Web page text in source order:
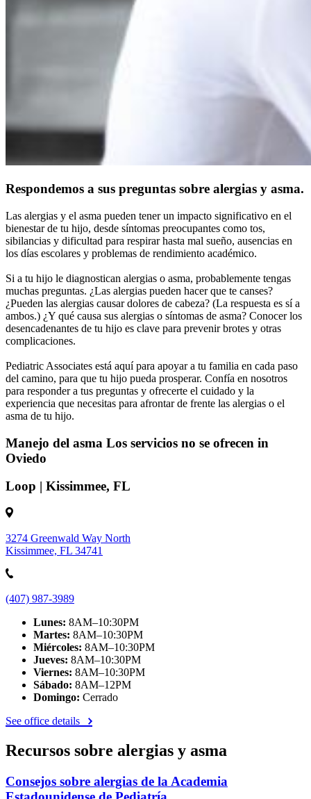
Respondemos a sus preguntas sobre alergias y asma.
Las alergias y el asma pueden tener un impacto significativo en el
bienestar de tu hijo, desde síntomas preocupantes como tos,
sibilancias y dificultad para respirar hasta mal sueño, ausencias en
los días escolares y problemas de rendimiento académico.
Si a tu hijo le diagnostican alergias o asma, probablemente tengas
muchas preguntas. ¿Las alergias pueden hacer que te canses?
¿Pueden las alergias causar dolores de cabeza? (La respuesta es sí a
ambos.) ¿Y qué causa sus alergias o síntomas de asma? Conocer los
desencadenantes de tu hijo es clave para prevenir brotes y otras
complicaciones.
Pediatric Associates está aquí para apoyar a tu familia en cada paso
del camino, para que tu hijo pueda prosperar. Confía en nosotros
para responder a tus preguntas y ofrecerte el cuidado y la
experiencia que necesitas para afrontar de frente las alergias o el
asma de tu hijo.
Manejo del asma Los servicios no se ofrecen in
Oviedo
Loop | Kissimmee, FL
3274 Greenwald Way North
Kissimmee, FL 34741
(407) 987-3989
Lunes: 8AM–10:30PM
Martes: 8AM–10:30PM
Miércoles: 8AM–10:30PM
Jueves: 8AM–10:30PM
Viernes: 8AM–10:30PM
Sábado: 8AM–12PM
Domingo: Cerrado
See office details
Recursos sobre alergias y asma
Consejos sobre alergias de la Academia